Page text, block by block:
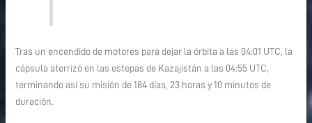
Tras un encendido de motores para dejar la órbita a las 04:01 UTC, la
cápsula aterrizó en las estepas de Kazajistán a las 04:55 UTC,
terminando así su misión de 184 días, 23 horas y 10 minutos de
duración.